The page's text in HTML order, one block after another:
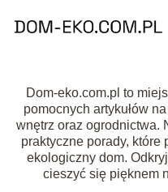
Dom-eko.com.pl to
pomocnych artykułów
wnętrz oraz ogrodnictwa.
praktyczne porady, które
ekologiczny dom.
cieszyć się pięknem